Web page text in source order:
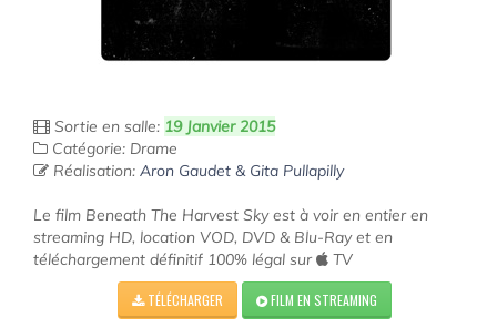
Sortie en salle: 19 Janvier 2015
Catégorie: Drame
Réalisation: Aron Gaudet & Gita Pullapilly
Le film Beneath The Harvest Sky est à voir en entier en
streaming HD, location VOD, DVD & Blu-Ray et en
téléchargement définitif 100% légal sur
TV
TÉLÉCHARGER FILM EN STREAMING